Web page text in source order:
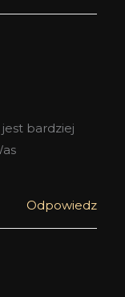
bardziej
Odpowiedz